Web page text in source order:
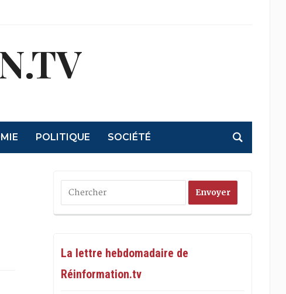
POLITIQUE SOCIÉTÉ
La lettre hebdomadaire de
Réinformation.tv